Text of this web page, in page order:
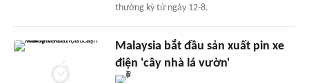
thường kỳ từ ngày 12-8.
Malaysia bắt đầu sản xuất pin xe
điện 'cây nhà lá vườn'